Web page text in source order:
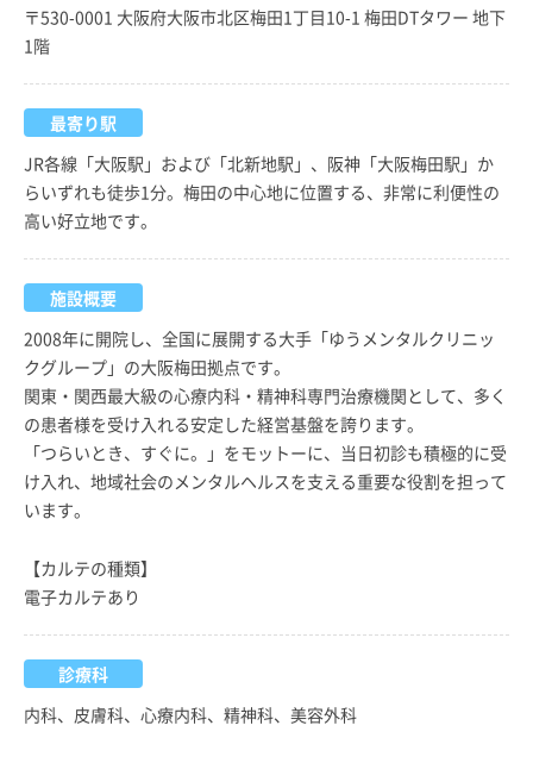
〒530-0001 大阪府大阪市北区梅田1丁目10-1 梅田DTタワー 地下
1階
最寄り駅
JR各線「大阪駅」および「北新地駅」、阪神「大阪梅田駅」か
らいずれも徒歩1分。梅田の中心地に位置する、非常に利便性の
高い好立地です。
施設概要
2008年に開院し、全国に展開する大手「ゆうメンタルクリニッ
クグループ」の大阪梅田拠点です。
関東・関西最大級の心療内科・精神科専門治療機関として、多く
の患者様を受け入れる安定した経営基盤を誇ります。
「つらいとき、すぐに。」をモットーに、当日初診も積極的に受
け入れ、地域社会のメンタルヘルスを支える重要な役割を担って
います。
【カルテの種類】
電子カルテあり
診療科
内科、皮膚科、心療内科、精神科、美容外科